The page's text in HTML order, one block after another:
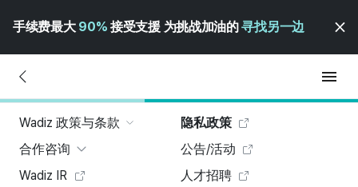
手续费最大 90% 接受支援 为挑战加油的寻找另一边
Wadiz 政策与条款
隐私政策
合作咨询
公告/活动
Wadiz IR
人才招聘